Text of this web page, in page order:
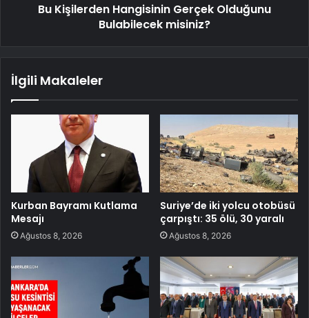
Bu Kişilerden Hangisinin Gerçek Olduğunu
Bulabilecek misiniz?
İlgili Makaleler
Kurban Bayramı Kutlama
Mesajı
Ağustos 8, 2026
Suriye’de iki yolcu otobüsü
çarpıştı: 35 ölü, 30 yaralı
Ağustos 8, 2026